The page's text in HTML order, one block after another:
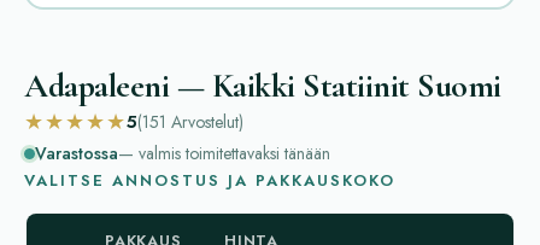
Adapaleeni — Kaikki Statiinit Suomi
★★★★★5(151 Arvostelut)
Varastossa— valmis toimitettavaksi tänään
VALITSE ANNOSTUS JA PAKKAUSKOKO